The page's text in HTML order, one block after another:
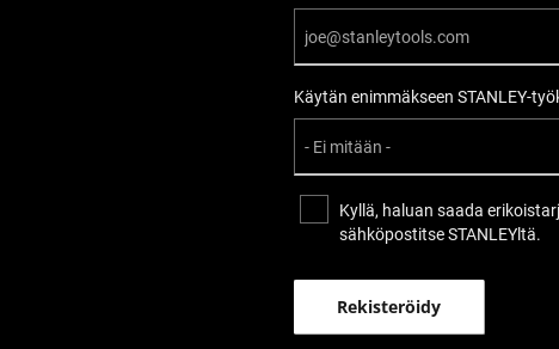
Käytän enimmäkseen STANLEY-
Kyllä, haluan saada
sähköpostitse STANLEYltä.